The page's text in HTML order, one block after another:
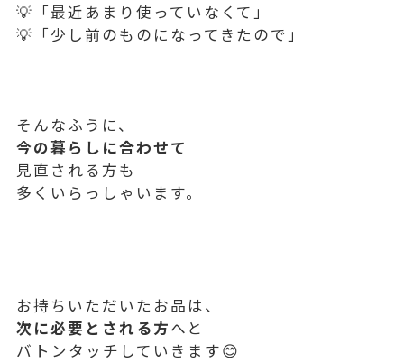
💡「最近あまり使っていなくて」
💡「少し前のものになってきたので」
そんなふうに、
今の暮らしに合わせて
見直される方も
多くいらっしゃいます。
お持ちいただいたお品は、
次に必要とされる方へと
バトンタッチしていきます😊